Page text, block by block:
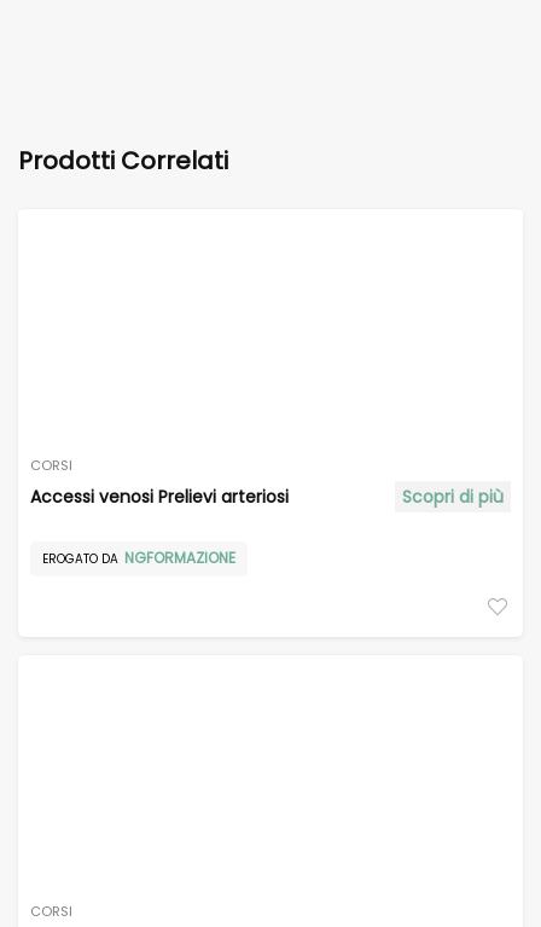
Prodotti Correlati
CORSI
Accessi venosi Prelievi arteriosi Scopri di più
EROGATO DA NGFORMAZIONE
CORSI